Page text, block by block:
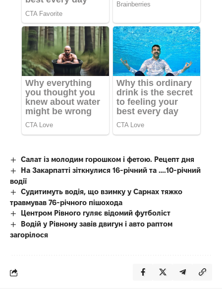
Салат із молодим горошком і фетою. Рецепт дня
На Закарпатті зіткнулися 16-річний та ….10-річний
водії
Судитимуть водія, що взимку у Сарнах тяжко
травмував 76-річного пішохода
Центром Рівного гуляє відомий футболіст
Водій у Рівному завів двигун і авто раптом
загорілося